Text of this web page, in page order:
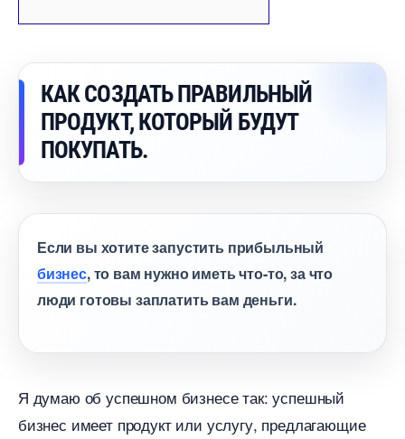
КАК СОЗДАТЬ ПРАВИЛЬНЫЙ
ПРОДУКТ, КОТОРЫЙ БУДУТ
ПОКУПАТЬ.
Если вы хотите запустить прибыльный
изнес, то вам нужно иметь что-то, за что
люди готовы заплатить вам деньги.
Я думаю об успешном бизнесе так: успешный
изнес имеет продукт или услугу, предлагающие